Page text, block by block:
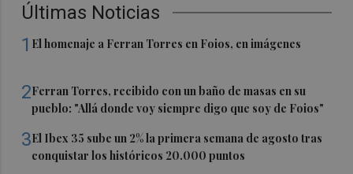
Últimas Noticias
1 El homenaje a Ferran Torres en Foios, en imágenes
2Ferran Torres, recibido con un baño de masas en su
pueblo: "Allá donde voy siempre digo que soy de Foios"
3El Ibex 35 sube un 2% la primera semana de agosto tras
conquistar los históricos 20.000 puntos